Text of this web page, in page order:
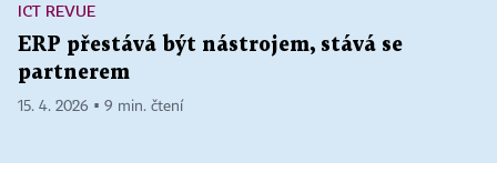
ICT REVUE
ERP přestává být nástrojem, stává se
partnerem
15. 4. 2026 ▪ 9 min. čtení